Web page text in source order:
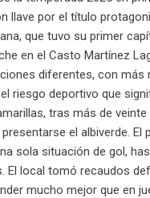
llave por el título
que tuvo su primer
en el Casto Martínez
diferentes, con más
riesgo deportivo que
tras más de veinte
el albiverde. El
sola situación de gol,
El local tomó recaudos
mucho mejor que en